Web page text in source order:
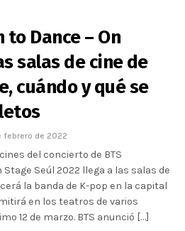
to Dance – On
salas de cine de
cuándo y qué se
febrero de 2022
del concierto de BTS
Seúl 2022 llega a las salas de
la banda de K-pop en la capital
en los teatros de varios
12 de marzo. BTS anunció […]